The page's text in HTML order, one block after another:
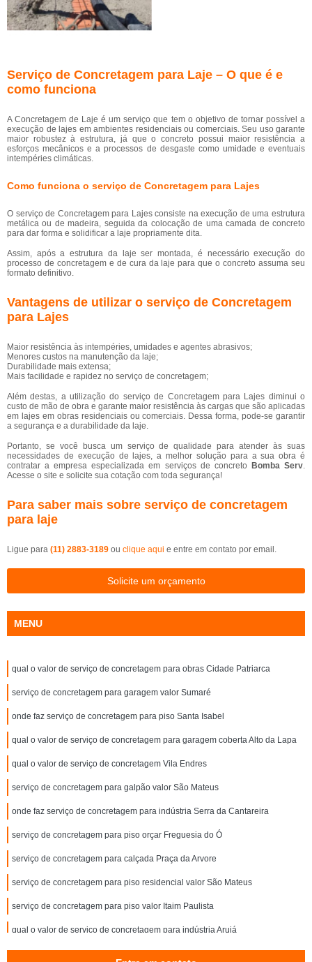
Serviço de Concretagem para Laje – O que é e
como funciona
A Concretagem de Laje é um serviço que tem o objetivo de tornar possível a
execução de lajes em ambientes residenciais ou comerciais. Seu uso garante
maior robustez à estrutura, já que o concreto possui maior resistência a
esforços mecânicos e a processos de desgaste como umidade e eventuais
intempéries climáticas.
Como funciona o serviço de Concretagem para Lajes
O serviço de Concretagem para Lajes consiste na execução de uma estrutura
metálica ou de madeira, seguida da colocação de uma camada de concreto
para dar forma e solidificar a laje propriamente dita.
Assim, após a estrutura da laje ser montada, é necessário execução do
processo de concretagem e de cura da laje para que o concreto assuma seu
formato definitivo.
Vantagens de utilizar o serviço de Concretagem
para Lajes
Maior resistência às intempéries, umidades e agentes abrasivos;
Menores custos na manutenção da laje;
Durabilidade mais extensa;
Mais facilidade e rapidez no serviço de concretagem;
Além destas, a utilização do serviço de Concretagem para Lajes diminui o
custo de mão de obra e garante maior resistência às cargas que são aplicadas
em lajes em obras residenciais ou comerciais. Dessa forma, pode-se garantir
a segurança e a durabilidade da laje.
Portanto, se você busca um serviço de qualidade para atender às suas
necessidades de execução de lajes, a melhor solução para a sua obra é
contratar a empresa especializada em serviços de concreto
Bomba Serv.
Acesse o site e solicite sua cotação com toda segurança!
Para saber mais sobre serviço de concretagem
para laje
Ligue para (11) 2883-3189 ou clique aqui e entre em contato por email.
Solicite um orçamento
MENU
qual o valor de serviço de concretagem para obras Cidade Patriarca
serviço de concretagem para garagem valor Sumaré
onde faz serviço de concretagem para piso Santa Isabel
qual o valor de serviço de concretagem para garagem coberta Alto da Lapa
qual o valor de serviço de concretagem Vila Endres
serviço de concretagem para galpão valor São Mateus
onde faz serviço de concretagem para indústria Serra da Cantareira
serviço de concretagem para piso orçar Freguesia do Ó
serviço de concretagem para calçada Praça da Arvore
serviço de concretagem para piso residencial valor São Mateus
serviço de concretagem para piso valor Itaim Paulista
qual o valor de serviço de concretagem para indústria Arujá